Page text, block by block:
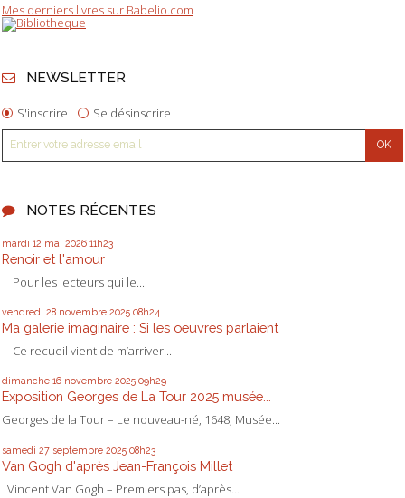
Mes derniers livres sur Babelio.com
NEWSLETTER
S'inscrire Se désinscrire
NOTES RÉCENTES
mardi 12 mai 2026 11h23
Renoir et l'amour
Pour les lecteurs qui le...
vendredi 28 novembre 2025 08h24
Ma galerie imaginaire : Si les oeuvres parlaient
Ce recueil vient de m’arriver...
dimanche 16 novembre 2025 09h29
Exposition Georges de La Tour 2025 musée...
Georges de la Tour – Le nouveau-né, 1648, Musée...
samedi 27 septembre 2025 08h23
Van Gogh d'après Jean-François Millet
Vincent Van Gogh – Premiers pas, d’après...